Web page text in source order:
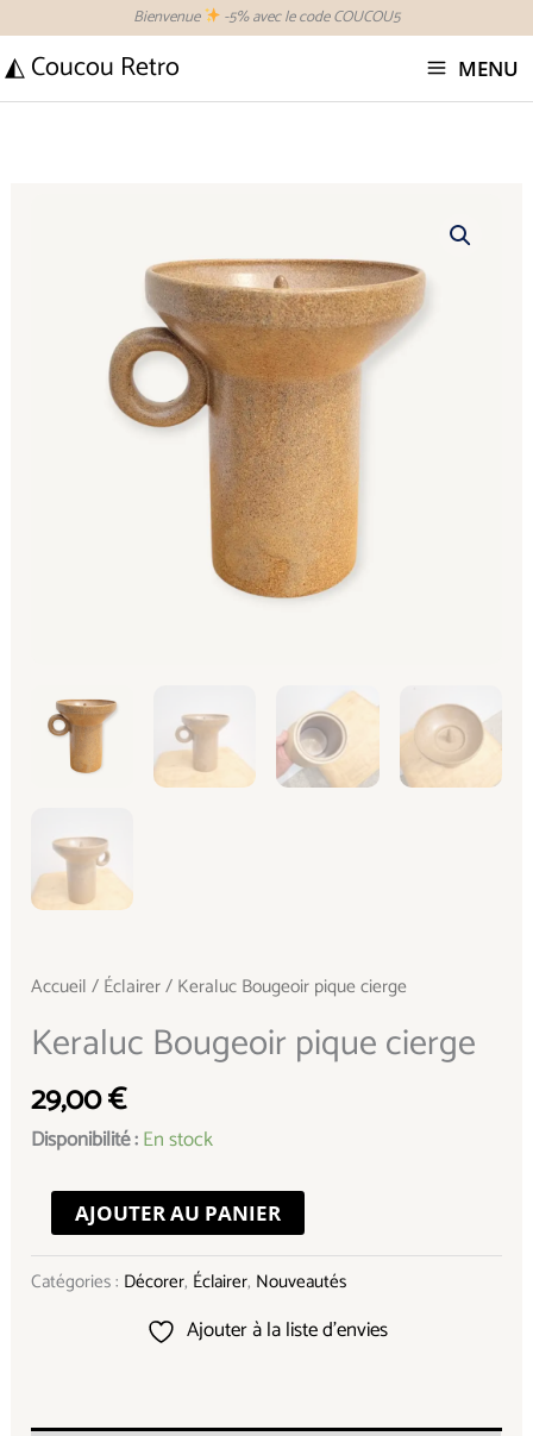
contenu
Bienvenue -5% avec le code COUCOU5
◭ Coucou Retro MENU
Accueil / Éclairer/ Keraluc Bougeoir pique cierge
Keraluc Bougeoir pique cierge
29,00€
Disponibilité :En stock
AJOUTER AU PANIER
Catégories : Décorer, Éclairer, Nouveautés
Ajouter à la liste d’envies